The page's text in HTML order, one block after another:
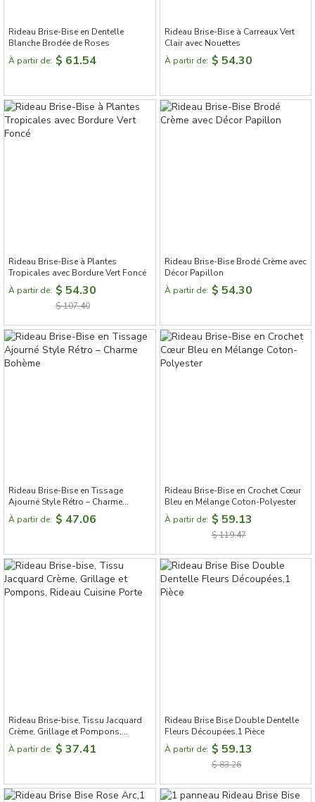
Rideau Brise-Bise en Dentelle
Blanche Brodée de Roses
À partir de: $ 61.54
Rideau Brise-Bise à Carreaux Vert
Clair avec Nouettes
À partir de: $ 54.30
Rideau Brise-Bise à Plantes
Tropicales avec Bordure Vert Foncé
À partir de: $ 54.30
$ 107.40
Rideau Brise-Bise Brodé Crème avec
Décor Papillon
À partir de: $ 54.30
Rideau Brise-Bise en Tissage
Ajourné Style Rétro – Charme
Bohème
À partir de: $ 47.06
Rideau Brise-Bise en Crochet Cœur
Bleu en Mélange Coton-Polyester
À partir de: $ 59.13
$ 119.47
Rideau Brise-bise, Tissu Jacquard
Crème, Grillage et Pompons,
Rideau Cuisine Porte
À partir de: $ 37.41
Rideau Brise Bise Double Dentelle
Fleurs Découpées,1 Pièce
À partir de: $ 59.13
$ 83.26